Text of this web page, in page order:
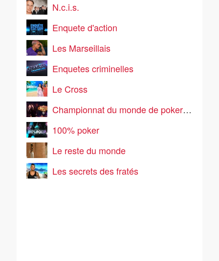
N.c.i.s.
Enquete d'action
Les Marseillais
Enquetes criminelles
Le Cross
Championnat du monde de poker 2026
100% poker
Le reste du monde
Les secrets des fratés